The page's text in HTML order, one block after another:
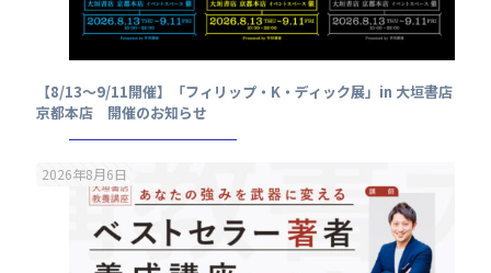
【8/13～9/11開催】「フィリップ・K・ディック展」in 大垣書店
京都本店 開催のお知らせ
2026年8月6日